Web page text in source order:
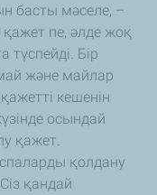
басты мәселе, –
пе, әлде жоқ
түспейді. Бір
және майлар
кешенін
осындай
қажет.
қолдану
қандай